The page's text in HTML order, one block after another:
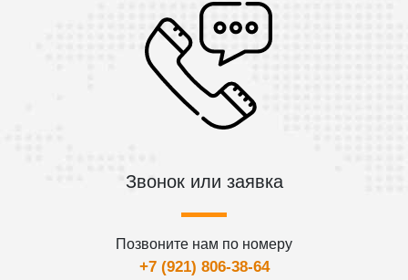
Звонок или заявка
Позвоните нам по номеру
+7 (921) 806-38-64